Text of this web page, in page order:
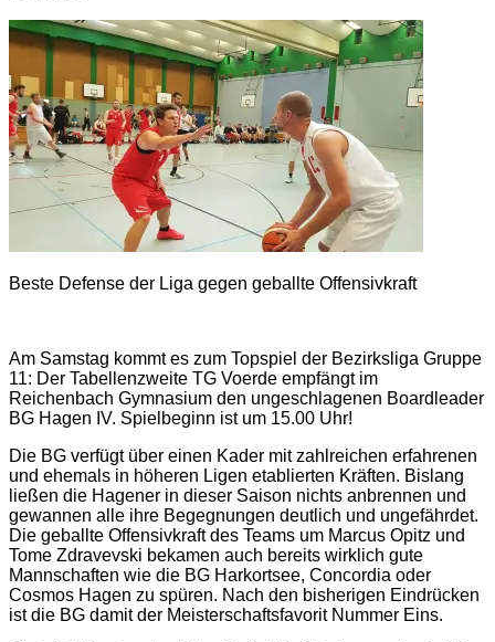
Beste Defense der Liga gegen geballte Offensivkraft
Am Samstag kommt es zum Topspiel der Bezirksliga Gruppe
11: Der Tabellenzweite TG Voerde empfängt im
Reichenbach Gymnasium den ungeschlagenen Boardleader
BG Hagen IV. Spielbeginn ist um 15.00 Uhr!
Die BG verfügt über einen Kader mit zahlreichen erfahrenen
und ehemals in höheren Ligen etablierten Kräften. Bislang
ließen die Hagener in dieser Saison nichts anbrennen und
gewannen alle ihre Begegnungen deutlich und ungefährdet.
Die geballte Offensivkraft des Teams um Marcus Opitz und
Tome Zdravevski bekamen auch bereits wirklich gute
Mannschaften wie die BG Harkortsee, Concordia oder
Cosmos Hagen zu spüren. Nach den bisherigen Eindrücken
ist die BG damit der Meisterschaftsfavorit Nummer Eins.